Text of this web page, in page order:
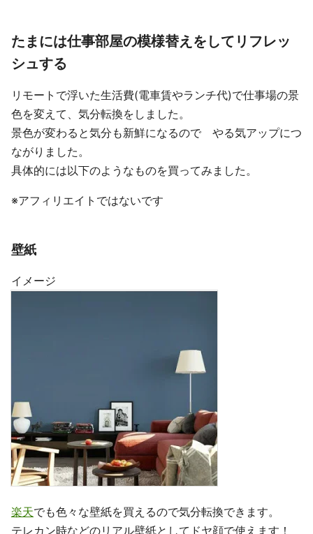
たまには仕事部屋の模様替えをしてリフレッ
シュする
リモートで浮いた生活費(電車賃やランチ代)で仕事場の景
色を変えて、気分転換をしました。
景色が変わると気分も新鮮になるので やる気アップにつ
ながりました。
具体的には以下のようなものを買ってみました。
※アフィリエイトではないです
壁紙
イメージ
楽天でも色々な壁紙を買えるので気分転換できます。
テレカン時などのリアル壁紙としてドヤ顔で使えます！